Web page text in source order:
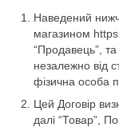
Наведений
магазином
“Продавець”, та
незалежно від
фізична особа
Цей Договір
далі “Товар”,